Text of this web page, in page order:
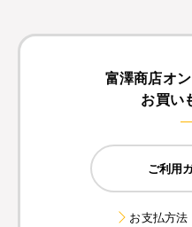
富澤商店オ
お買い
ご利用
お支払方法